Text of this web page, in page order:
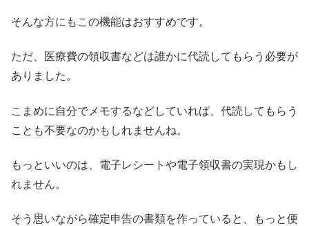
そんな方にもこの機能はおすすめです。
ただ、医療費の領収書などは誰かに代読してもらう必要が
ありました。
こまめに自分でメモするなどしていれば、代読してもらう
ことも不要なのかもしれませんね。
もっといいのは、電子レシートや電子領収書の実現かもし
れません。
そう思いながら確定申告の書類を作っていると、もっと便